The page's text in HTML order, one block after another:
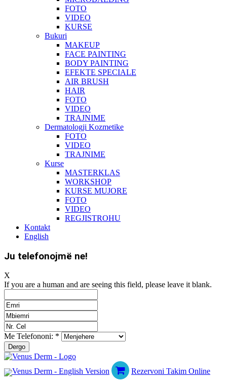
FOTO
VIDEO
KURSE
Bukuri
MAKEUP
FACE PAINTING
BODY PAINTING
EFEKTE SPECIALE
AIR BRUSH
HAIR
FOTO
VIDEO
TRAJNIME
Dermatologji Kozmetike
FOTO
VIDEO
TRAJNIME
Kurse
MASTERKLAS
WORKSHOP
KURSE MUJORE
FOTO
VIDEO
REGJISTROHU
Kontakt
English
Ju telefonojmë ne!
X
If you are a human and are seeing this field, please leave it blank.
Me Telefononi: *
Rezervoni Takim Online